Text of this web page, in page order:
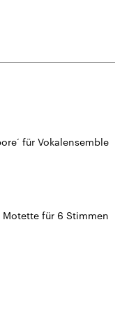
für Vokalensemble
Motette für 6 Stimmen